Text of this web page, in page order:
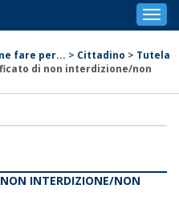
fare per... > Cittadino > Tutela
di non interdizione/non
INTERDIZIONE/NON